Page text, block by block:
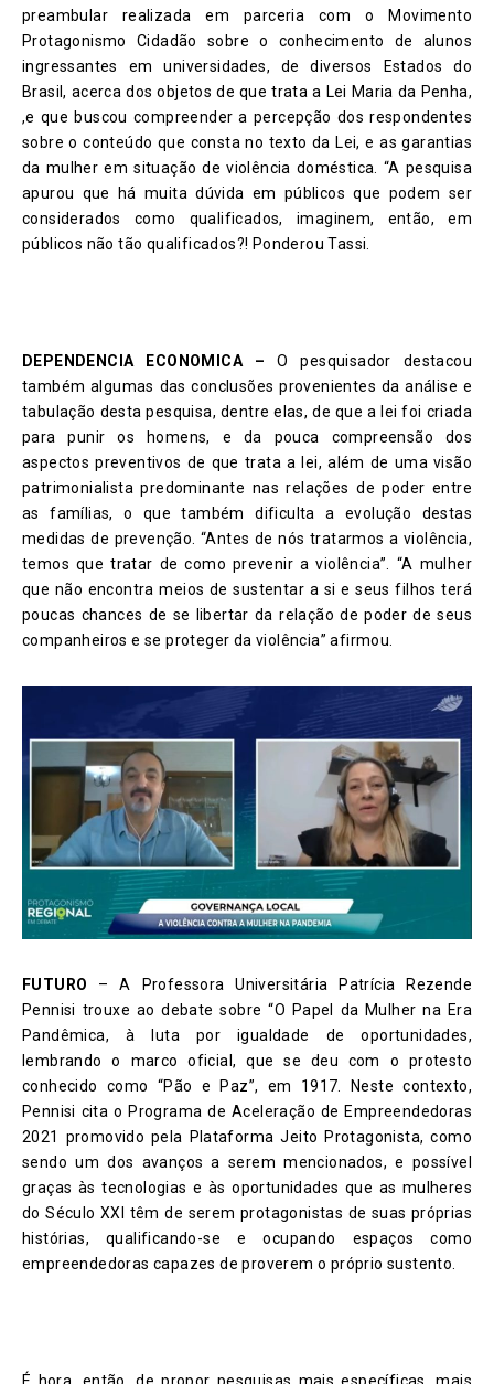
preambular realizada em parceria com o Movimento
Protagonismo Cidadão sobre o conhecimento de alunos
ingressantes em universidades, de diversos Estados do
Brasil, acerca dos objetos de que trata a Lei Maria da Penha,
,e que buscou compreender a percepção dos respondentes
sobre o conteúdo que consta no texto da Lei, e as garantias
da mulher em situação de violência doméstica. “A pesquisa
apurou que há muita dúvida em públicos que podem ser
considerados como qualificados, imaginem, então, em
públicos não tão qualificados?! Ponderou Tassi.
DEPENDENCIA ECONOMICA –O pesquisador destacou
também algumas das conclusões provenientes da análise e
tabulação desta pesquisa, dentre elas, de que a lei foi criada
para punir os homens, e da pouca compreensão dos
aspectos preventivos de que trata a lei, além de uma visão
patrimonialista predominante nas relações de poder entre
as famílias, o que também dificulta a evolução destas
medidas de prevenção. “Antes de nós tratarmos a violência,
temos que tratar de como prevenir a violência”. “A mulher
que não encontra meios de sustentar a si e seus filhos terá
poucas chances de se libertar da relação de poder de seus
companheiros e se proteger da violência” afirmou.
FUTURO – A Professora Universitária Patrícia Rezende
Pennisi trouxe ao debate sobre “O Papel da Mulher na Era
Pandêmica, à luta por igualdade de oportunidades,
lembrando o marco oficial, que se deu com o protesto
conhecido como “Pão e Paz”, em 1917. Neste contexto,
Pennisi cita o Programa de Aceleração de Empreendedoras
2021 promovido pela Plataforma Jeito Protagonista, como
sendo um dos avanços a serem mencionados, e possível
graças às tecnologias e às oportunidades que as mulheres
do Século XXI têm de serem protagonistas de suas próprias
histórias, qualificando-se e ocupando espaços como
empreendedoras capazes de proverem o próprio sustento.